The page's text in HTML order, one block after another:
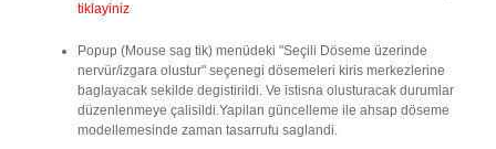
tiklayiniz
Popup (Mouse sag tik) menüdeki "Seçili Döseme üzerinde
nervür/izgara olustur" seçenegi dösemeleri kiris merkezlerine
baglayacak sekilde degistirildi. Ve istisna olusturacak durumlar
düzenlenmeye çalisildi.Yapilan güncelleme ile ahsap döseme
modellemesinde zaman tasarrufu saglandi.